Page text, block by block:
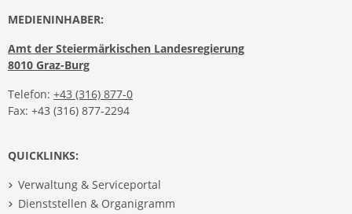
MEDIENINHABER:
Amt der Steiermärkischen Landesregierung
8010 Graz-Burg
Telefon: +43 (316) 877-0
Fax: +43 (316) 877-2294
QUICKLINKS:
Verwaltung & Serviceportal
Dienststellen & Organigramm